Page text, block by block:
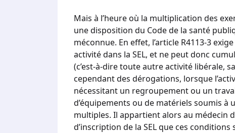
Mais à l’heure où la multiplication des
une disposition du Code de la santé
méconnue. En effet, l’article R4113-3
activité dans la SEL, et ne peut donc
(c’est-à-dire toute autre activité libérale,
cependant des dérogations, lorsque
nécessitant un regroupement ou un
d’équipements ou de matériels soumis
multiples. Il appartient alors au médecin
d’inscription de la SEL que ces